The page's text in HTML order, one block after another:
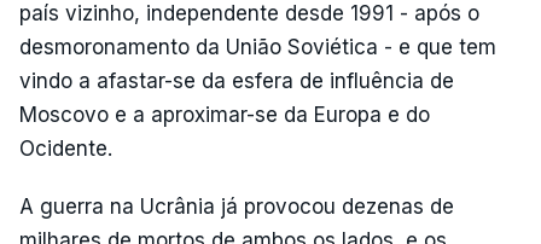
país vizinho, independente desde 1991 - após o
desmoronamento da União Soviética - e que tem
vindo a afastar-se da esfera de influência de
Moscovo e a aproximar-se da Europa e do
Ocidente.
A guerra na Ucrânia já provocou dezenas de